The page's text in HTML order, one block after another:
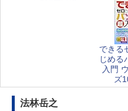
できる
じめる
入門
ズ
法林岳之